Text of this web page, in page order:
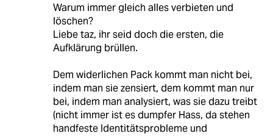
Warum immer gleich alles verbieten und
löschen?
Liebe taz, ihr seid doch die ersten, die
Aufklärung brüllen.
Dem widerlichen Pack kommt man nicht bei,
indem man sie zensiert, dem kommt man nur
bei, indem man analysiert, was sie dazu treibt
(nicht immer ist es dumpfer Hass, da stehen
handfeste Identitätsprobleme und